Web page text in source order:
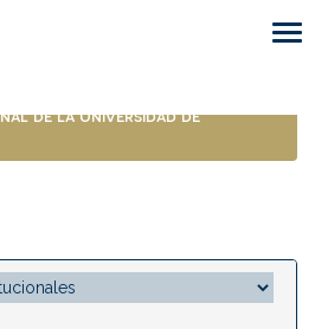
de la Universidad de